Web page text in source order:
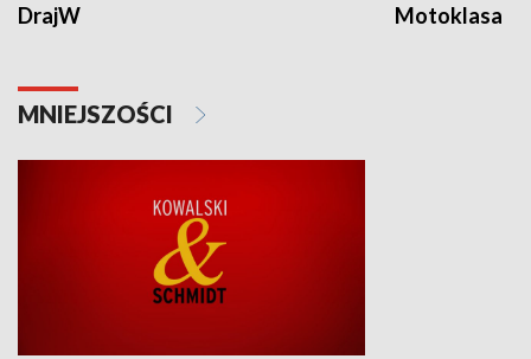
DrajW Motoklasa
MNIEJSZOŚCI